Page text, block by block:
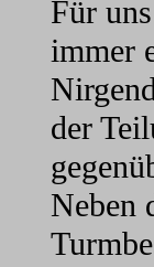
Für
immer
der
Neben